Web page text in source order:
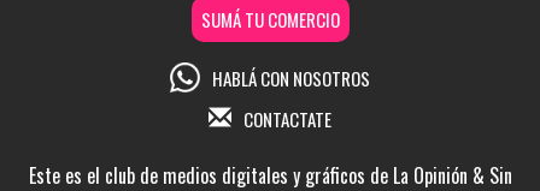
SUMÁ TU COMERCIO
HABLÁ CON NOSOTROS
CONTACTATE
Este es el club de medios digitales y gráficos de La Opinión & Sin